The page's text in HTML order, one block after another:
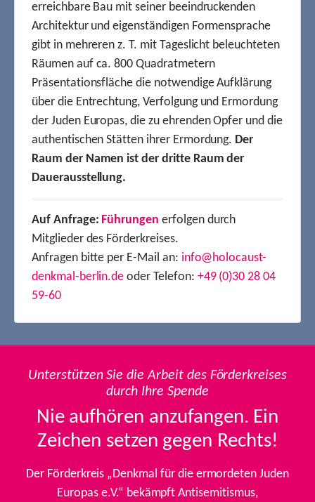
erreichbare Bau mit seiner beeindruckenden
Architektur und eigenständigen Formensprache
gibt in mehreren z. T. mit Tageslicht beleuchteten
Räumen auf ca. 800 Quadratmetern
Präsentationsfläche die notwendige Aufklärung
über die Entrechtung, Verfolgung und Ermordung
der Juden Europas, die zu ehrenden Opfer und die
authentischen Stätten ihrer Ermordung. Der
Raum der Namen ist der dritte Raum der
Dauerausstellung.
Auf Anfrage: Führungen erfolgen durch
Mitglieder des Förderkreises.
Anfragen bitte per E-Mail an: info@holocaust-
denkmal-berlin.de oder Telefon: +49 (0)30 28 04
59-60
Unterstützen Sie die Arbeit des Förderkreises
durch Ihre Spende
Nie aufhören anzufangen. Ein
Zeichen setzen gegen Rechts!
Der Förderkreis „Denkmal für die ermordeten Juden
Europas e.V.“ bekämpft Antisemitismus,